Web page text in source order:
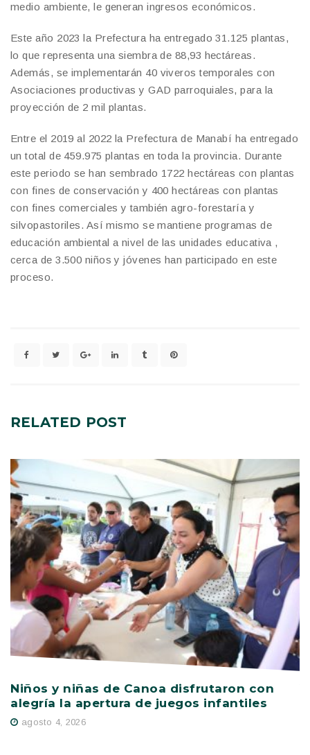
medio ambiente, le generan ingresos económicos.
Este año 2023 la Prefectura ha entregado 31.125 plantas,
lo que representa una siembra de 88,93 hectáreas.
Además, se implementarán 40 viveros temporales con
Asociaciones productivas y GAD parroquiales, para la
proyección de 2 mil plantas.
Entre el 2019 al 2022 la Prefectura de Manabí ha entregado
un total de 459.975 plantas en toda la provincia. Durante
este periodo se han sembrado 1722 hectáreas con plantas
con fines de conservación y 400 hectáreas con plantas
con fines comerciales y también agro-forestaría y
silvopastoriles. Así mismo se mantiene programas de
educación ambiental a nivel de las unidades educativa ,
cerca de 3.500 niños y jóvenes han participado en este
proceso.
RELATED POST
Niños y niñas de Canoa disfrutaron con
alegría la apertura de juegos infantiles
agosto 4, 2026